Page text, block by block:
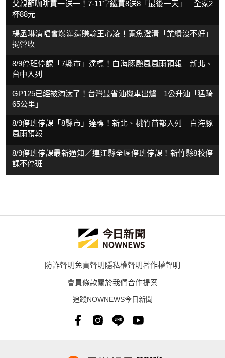
父親節咖啡買一送一！7-11拿鐵買8送8「最後一天」 全家2
杯88元
楊丞琳演唱會爆滿還賺輸王心凌！寬魚澄清「業績沒不好」
揭營收
8/9停班停課「7縣市」達標！白海豚颱風風雨預報 新北、
台中入列
GP125已經被淘汰了！台灣最省油機車出爐 1公升油「猛騎
65公里」
8/9停班停課「8縣市」達標！新北、桃竹苗都入列 白海豚
風雨預報
8/9停班停課最新通知／連江縣全區停班停課！新竹縣8校停
課不停班
防詐聲明免責聲明隱私權聲明著作權聲明
會員條款關於我們合作提案
追蹤NOWNEWS今日新聞